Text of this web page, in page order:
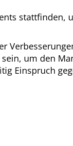
stattfinden,
um den
Einspruch